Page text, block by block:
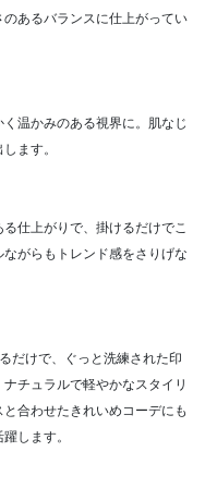
あるバランスに仕上がってい
温かみのある視界に。肌なじ
ます。
仕上がりで、掛けるだけでこ
がらもトレンド感をさりげな
だけで、ぐっと洗練された印
チュラルで軽やかなスタイリ
合わせたきれいめコーデにも
します。